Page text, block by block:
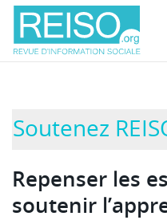
Soutenez
Repenser les
soutenir